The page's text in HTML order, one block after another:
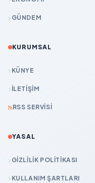
GÜNDEM
KURUMSAL
KÜNYE
İLETIŞIM
RSS SERVISI
YASAL
GIZLILIK POLITIKASI
KULLANIM ŞARTLARI